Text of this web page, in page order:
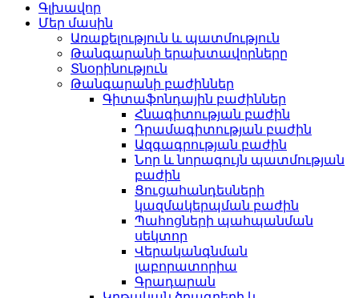
Գլխավոր
Մեր մասին
Առաքելություն և պատմություն
Թանգարանի երախտավորները
Տնօրինություն
Թանգարանի բաժիններ
Գիտաֆոնդային բաժիններ
Հնագիտության բաժին
Դրամագիտության բաժին
Ազգագրության բաժին
Նոր և նորագույն պատմության
բաժին
Ցուցահանդեսների
կազմակերպման բաժին
Պահոցների պահպանման
սեկտոր
Վերականգնման
լաբորատորիա
Գրադարան